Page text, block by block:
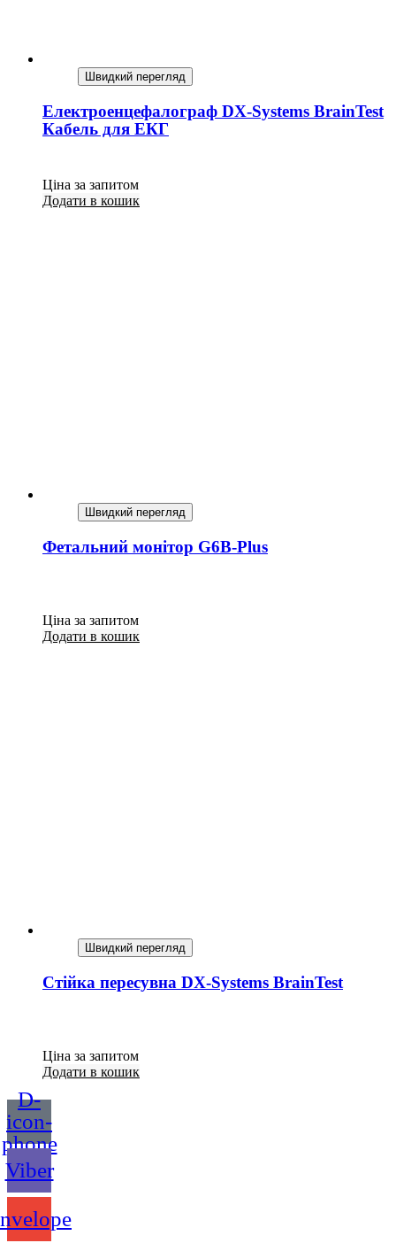
Швидкий перегляд
Електроенцефалограф DX-Systems BrainTest
Кабель для ЕКГ
Ціна за запитом
Додати в кошик
Швидкий перегляд
Фетальний монітор G6B-Plus
Ціна за запитом
Додати в кошик
Швидкий перегляд
Стійка пересувна DX-Systems BrainTest
Ціна за запитом
Додати в кошик
D-
icon-
phone
Viber